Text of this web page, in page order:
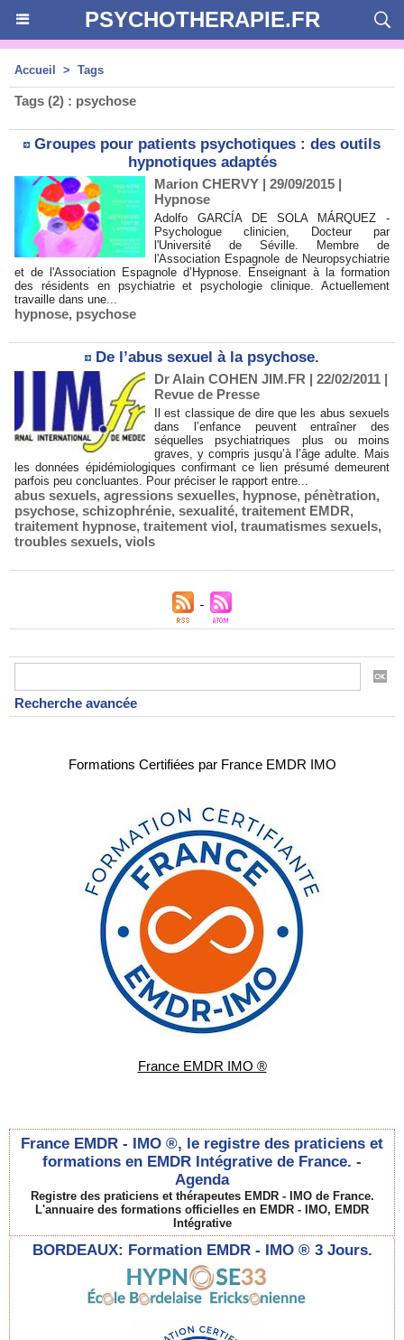
PSYCHOTHERAPIE.FR
Recherche avancée
Formations Certifiées par France EMDR IMO
France EMDR IMO ®
France EMDR - IMO ®, le registre des praticiens et
formations en EMDR Intégrative de France. -
Agenda
Registre des praticiens et thérapeutes EMDR - IMO de France.
L'annuaire des formations officielles en EMDR - IMO, EMDR
Intégrative
BORDEAUX: Formation EMDR - IMO ® 3 Jours.
Accueil > Tags
Tags (2) : psychose
Groupes pour patients psychotiques : des outils
hypnotiques adaptés
Marion CHERVY | 29/09/2015 |
Hypnose
Adolfo GARCÍA DE SOLA MÁRQUEZ -
Psychologue clinicien, Docteur par
l'Université de Séville. Membre de
l'Association Espagnole de Neuropsychiatrie
et de l'Association Espagnole d’Hypnose. Enseignant à la formation
des résidents en psychiatrie et psychologie clinique. Actuellement
travaille dans une...
hypnose, psychose
De l’abus sexuel à la psychose.
Dr Alain COHEN JIM.FR | 22/02/2011 |
Revue de Presse
Il est classique de dire que les abus sexuels
dans l’enfance peuvent entraîner des
séquelles psychiatriques plus ou moins
graves, y compris jusqu’à l’âge adulte. Mais
les données épidémiologiques confirmant ce lien présumé demeurent
parfois peu concluantes. Pour préciser le rapport entre...
abus sexuels, agressions sexuelles, hypnose, pénètration,
psychose, schizophrénie, sexualité, traitement EMDR,
traitement hypnose, traitement viol, traumatismes sexuels,
troubles sexuels, viols